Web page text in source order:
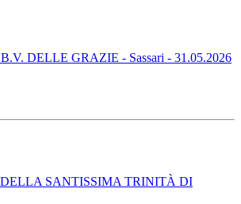
DELLE GRAZIE - Sassari - 31.05.2026
SANTISSIMA TRINITÀ DI